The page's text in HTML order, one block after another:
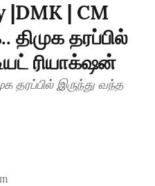
|DMK | CM
தரப்பில்
ரியாக்‌ஷன்
தரப்பில் இருந்து வந்த